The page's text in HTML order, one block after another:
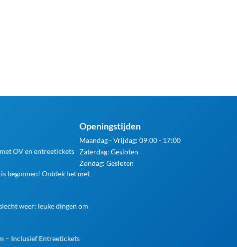
OV en entreetickets
begonnen! Ontdek het met
weer: leuke dingen om
– Inclusief Entreetickets
Openingstijden
Maandag - Vrijdag: 09:00 - 17:00
Zaterdag: Gesloten
Zondag: Gesloten